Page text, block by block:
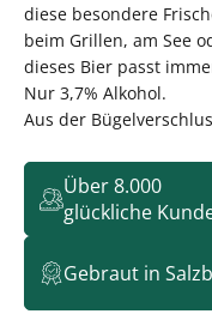
diese besondere
beim Grillen, am See
dieses Bier passt
Nur 3,7% Alkohol.
Aus der
Über 8.000
glückliche
Gebraut in